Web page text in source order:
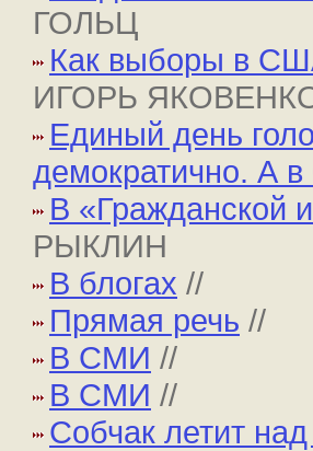
ГОЛЬЦ
Как выборы в
ИГОРЬ
Единый день
демократично. А
В «Гражданской
РЫКЛИН
В блогах //
Прямая речь //
В СМИ //
В СМИ //
Собчак летит